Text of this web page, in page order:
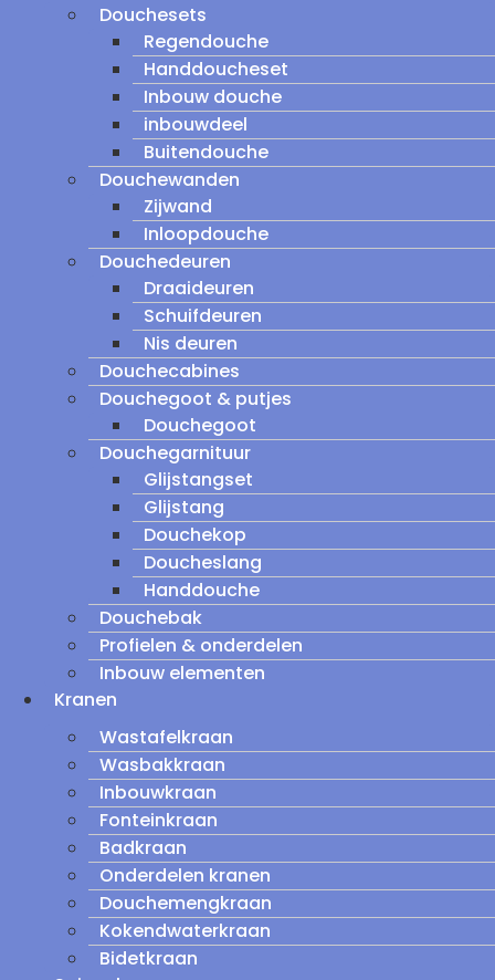
Douchesets
Regendouche
Handdoucheset
Inbouw douche
inbouwdeel
Buitendouche
Douchewanden
Zijwand
Inloopdouche
Douchedeuren
Draaideuren
Schuifdeuren
Nis deuren
Douchecabines
Douchegoot & putjes
Douchegoot
Douchegarnituur
Glijstangset
Glijstang
Douchekop
Doucheslang
Handdouche
Douchebak
Profielen & onderdelen
Inbouw elementen
Kranen
Wastafelkraan
Wasbakkraan
Inbouwkraan
Fonteinkraan
Badkraan
Onderdelen kranen
Douchemengkraan
Kokendwaterkraan
Bidetkraan